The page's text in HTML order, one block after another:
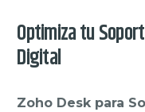
Optimiza tu
Digital
Zoho Desk para